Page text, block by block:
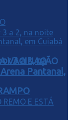
VACINAÇÃO
3 a 2, na
Pantanal,